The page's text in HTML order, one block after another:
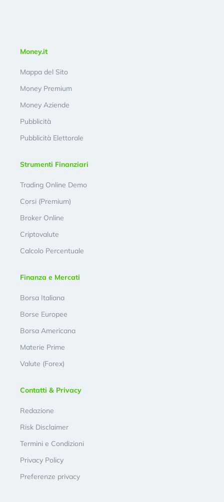
Money.it
Mappa del Sito
Money Premium
Money Aziende
Pubblicità
Pubblicità Elettorale
Strumenti Finanziari
Trading Online Demo
Corsi (Premium)
Broker Online
Criptovalute
Calcolo Percentuale
Finanza e Mercati
Borsa Italiana
Borse Europee
Borsa Americana
Materie Prime
Valute (Forex)
Contatti & Privacy
Redazione
Risk Disclaimer
Termini e Condizioni
Privacy Policy
Preferenze privacy